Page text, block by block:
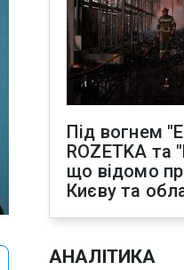
Під вогнем
ROZETKA та
що відомо
Києву та
АНАЛІТИКА